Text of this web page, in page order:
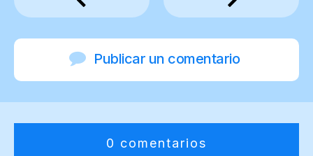
Publicar un comentario
0 comentarios